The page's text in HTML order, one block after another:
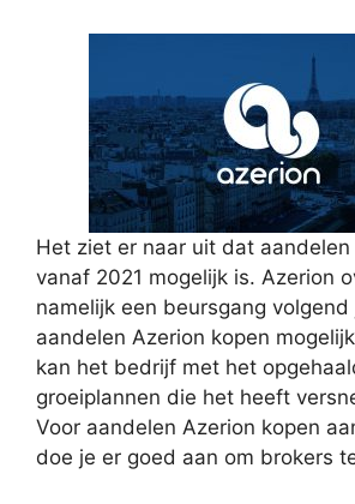
Het ziet er naar uit dat aandelen
vanaf 2021 mogelijk is. Azerion
namelijk een beursgang volgend
aandelen Azerion kopen
kan het bedrijf met het
groeiplannen die het heeft
Voor aandelen Azerion kopen
doe je er goed aan om brokers